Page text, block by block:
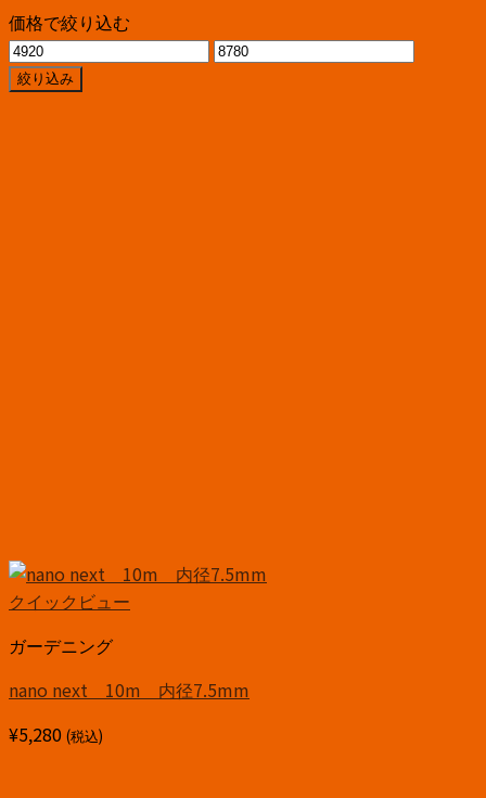
価格で絞り込む
最
低
最
絞り込み
クイックビュー
ガーデニング
nano next 10m 内径7.5mm
¥5,280 (税込)